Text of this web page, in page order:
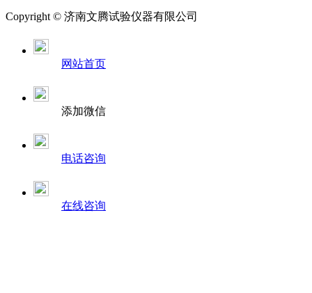
Copyright © 济南文腾试验仪器有限公司
网站首页
添加微信
电话咨询
在线咨询